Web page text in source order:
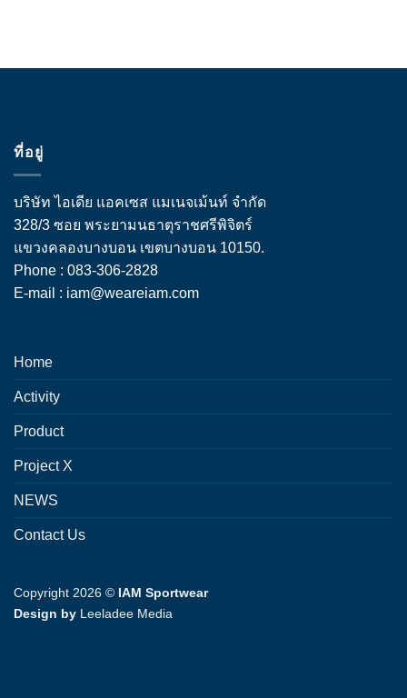
ที่อยู่
บริษัท ไอเดีย แอคเซส แมเนจเม้นท์ จำกัด
328/3 ซอย พระยามนธาตุราชศรีพิจิตร์
แขวงคลองบางบอน เขตบางบอน 10150.
Phone : 083-306-2828
E-mail : iam@weareiam.com
Home
Activity
Product
Project X
NEWS
Contact Us
Copyright 2026 © IAM Sportwear
Design by Leeladee Media